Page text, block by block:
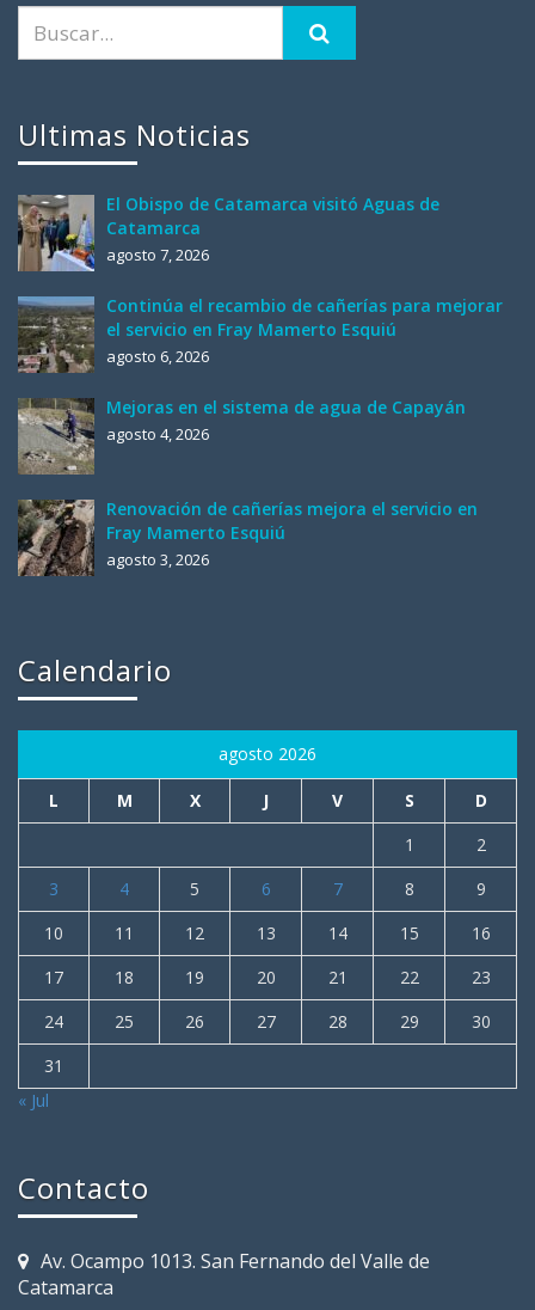
Ultimas Noticias
El Obispo de Catamarca visitó Aguas de
Catamarca
agosto 7, 2026
Continúa el recambio de cañerías para mejorar
el servicio en Fray Mamerto Esquiú
agosto 6, 2026
Mejoras en el sistema de agua de Capayán
agosto 4, 2026
Renovación de cañerías mejora el servicio en
Fray Mamerto Esquiú
agosto 3, 2026
Calendario
agosto 2026
L M X J V S
D
1
2
3
4 5 6 7 8
9
10
11 12 13 14 15
16
17
18 19 20 21 22
23
24
25 26 27 28 29
30
31
« Jul
Contacto
Av. Ocampo 1013. San Fernando del Valle de
Catamarca